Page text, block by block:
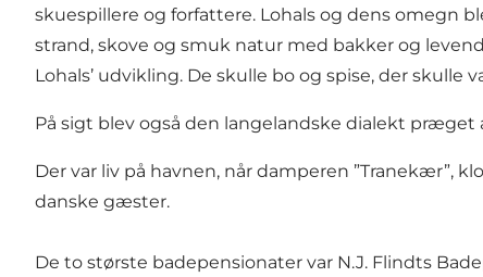
skuespillere og forfattere. Lohals og dens omegn
strand, skove og smuk natur med bakker og
Lohals’ udvikling. De skulle bo og spise, der
På sigt blev også den langelandske dialekt præget
Der var liv på havnen, når damperen ”Tranekær”,
danske gæster.
De to største badepensionater var N.J. Flindts